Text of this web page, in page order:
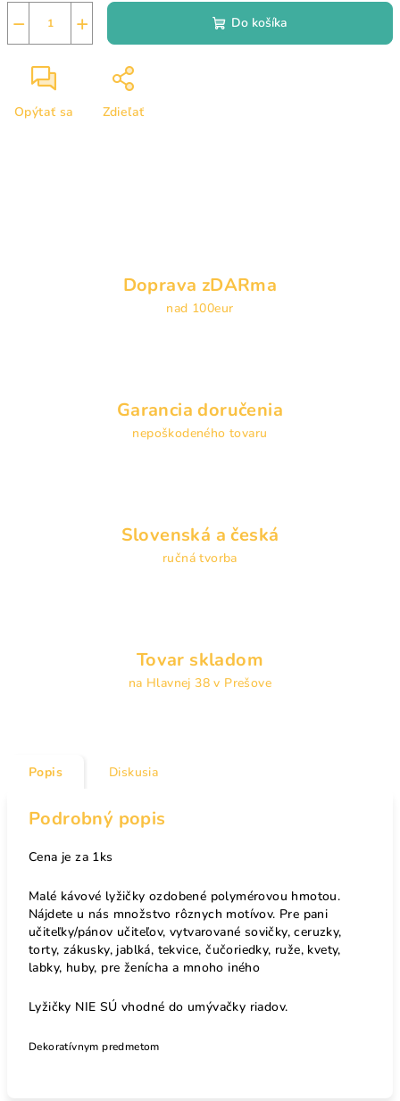
+
− Do košíka
Opýtať sa Zdieľať
Doprava zDARma
nad 100eur
Garancia doručenia
nepoškodeného tovaru
Slovenská a česká
ručná tvorba
Tovar skladom
na Hlavnej 38 v Prešove
Popis Diskusia
Podrobný popis
Cena je za 1ks
Malé kávové lyžičky ozdobené polymérovou hmotou.
Nájdete u nás množstvo rôznych motívov. Pre pani
učiteľky/pánov učiteľov, vytvarované sovičky, ceruzky,
torty, zákusky, jablká, tekvice, čučoriedky, ruže, kvety,
labky, huby, pre ženícha a mnoho iného
Lyžičky NIE SÚ vhodné do umývačky riadov.
Dekoratívnym predmetom